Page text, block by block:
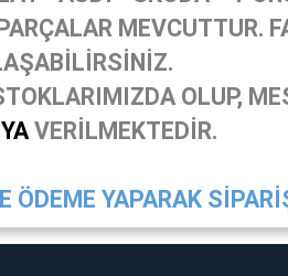
MEVCUTTUR.
OLUP,
VERİLMEKTEDİR.
ÖDEME YAPARAK